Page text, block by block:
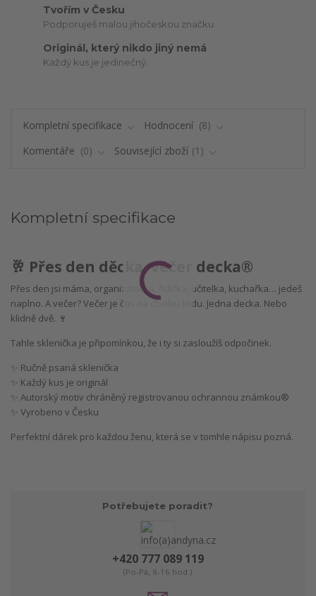
Tvořím v Česku
Podporuješ malou jihočeskou značku.
Originál, který nikdo jiný nemá
Každý kus je jedinečný.
Kompletní specifikace Hodnocení
8
Komentáře
0 Související zboží 1
Kompletní specifikace
🥂 Přes den děcka, večer decka®
Přes den jsi máma, organizátorka, řidička, učitelka, kuchařka… jedeš
naplno. A večer? Večer je čas na chvilku klidu. Jedna decka. Nebo
klidně dvě. 🍷
Tahle sklenička je připomínkou, že i ty si zasloužíš odpočinek.
✨ Ručně psaná sklenička
✨ Každý kus je originál
✨ Autorský motiv chráněný registrovanou ochrannou známkou®
✨ Vyrobeno v Česku
Perfektní dárek pro každou ženu, která se v tomhle nápisu pozná.
Potřebujete poradit?
+420 777 089 119
(Po-Pá, 8-16 hod.)